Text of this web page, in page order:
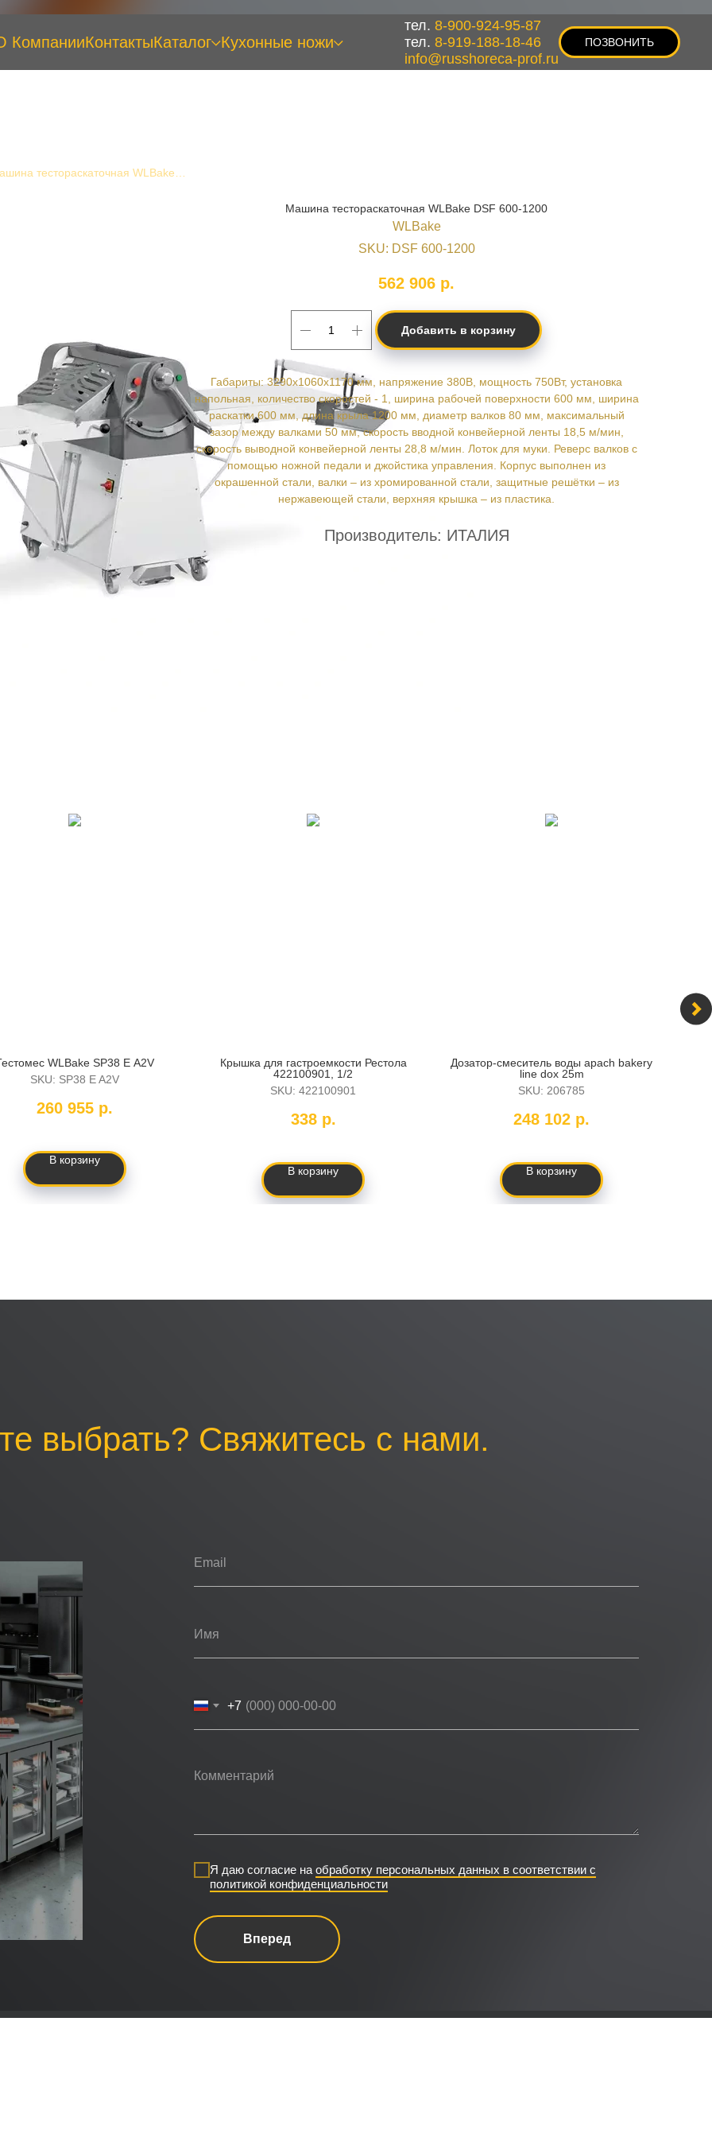
КомпанииКонтактыКаталог Кухонные ножи
тел. 8-900-924-95-87
тел. 8-919-188-18-46
info@russhoreca-prof.ru
ПОЗВОНИТЬ
Машина тестораскаточная WLBake DSF 600-1200
WLBake
SKU: DSF 600-1200
562 906 р.
Добавить в корзину
Габариты: 3290x1060x1170 мм, напряжение 380В, мощность 750Вт, установка
напольная, количество скоростей - 1, ширина рабочей поверхности 600 мм, ширина
раскатки 600 мм, длина крыла 1200 мм, диаметр валков 80 мм, максимальный
зазор между валками 50 мм, скорость вводной конвейерной ленты 18,5 м/мин,
скорость выводной конвейерной ленты 28,8 м/мин. Лоток для муки. Реверс валков с
помощью ножной педали и джойстика управления. Корпус выполнен из
окрашенной стали, валки – из хромированной стали, защитные решётки – из
нержавеющей стали, верхняя крышка – из пластика.
Производитель: ИТАЛИЯ
WLBake SP38 E A2V
SKU: SP38 E A2V
260 955 р.
В корзину
Крышка для гастроемкости Рестола
422100901, 1/2
SKU: 422100901
338 р.
В корзину
Дозатор-смеситель воды apach bakery
line dox 25m
SKU: 206785
248 102 р.
В корзину
выбрать? Свяжитесь с нами.
+7
Я даю согласие на обработку персональных данных в соответствии с
политикой конфиденциальности
Вперед